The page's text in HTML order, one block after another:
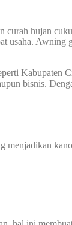
hujan
usaha.
Kabupaten
bisnis.
menjadikan